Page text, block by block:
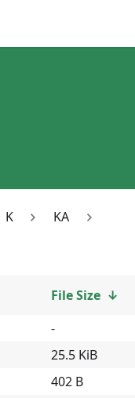
K
KA
File Size ↓
-
25.5 KiB
402 B